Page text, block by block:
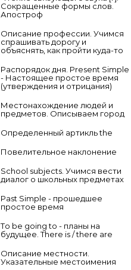
Сокращенные формы слов.
Апостроф
Описание профессии. Учимся
спрашивать дорогу и
объяснять, как пройти куда-то
Распорядок дня. Present Simple
- Настоящее простое время
(утверждения и отрицания)
Местонахождение людей и
предметов. Описываем город
Определенный артикль the
Повелительное наклонение
School subjects. Учимся вести
диалог о школьных предметах
Past Simple - прошедшее
простое время
To be going to - планы на
будущее. There is / there are
Описание местности.
Указательные местоимения